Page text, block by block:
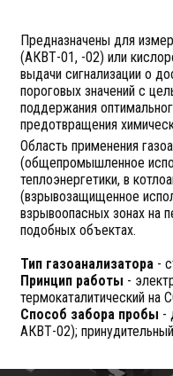
Предназначены для
(АКВТ-01, -02) или
выдачи сигнализации о
пороговых значений с
поддержания
предотвращения
Область применения
(общепромышленное
теплоэнергетики, в
(взрывозащищенное
взрывоопасных зонах на
подобных объектах.
Тип газоанализатора-
Принцип работы -
термокаталитический на
Способ забора пробы -
АКВТ-02);